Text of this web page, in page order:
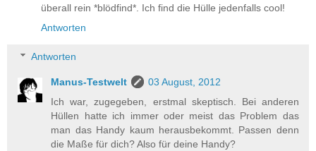
überall rein *blödfind*. Ich find die Hülle jedenfalls cool!
Antworten
Antworten
Manus-Testwelt
03 August, 2012
Ich war, zugegeben, erstmal skeptisch. Bei anderen
Hüllen hatte ich immer oder meist das Problem das
man das Handy kaum herausbekommt. Passen denn
die Maße für dich? Also für deine Handy?